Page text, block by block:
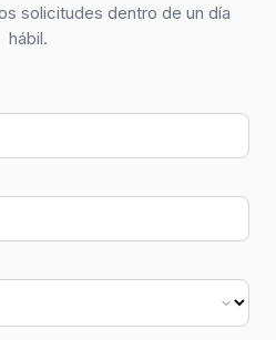
solicitudes dentro de un día
hábil.